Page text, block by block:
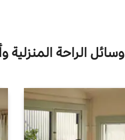
وسائل الراحة المنزلية